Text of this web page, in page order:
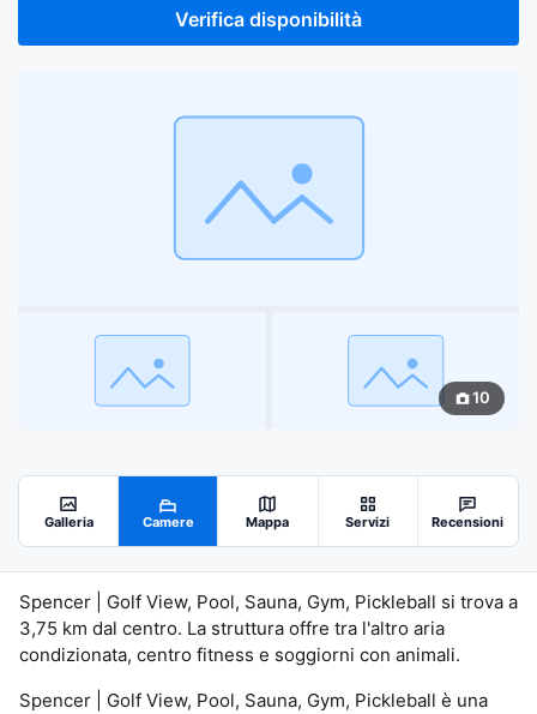
Verifica disponibilità
10
Galleria Camere Mappa Servizi Recensioni
Spencer | Golf View, Pool, Sauna, Gym, Pickleball si trova a
3,75 km dal centro. La struttura offre tra l'altro aria
condizionata, centro fitness e soggiorni con animali.
Spencer | Golf View, Pool, Sauna, Gym, Pickleball è una